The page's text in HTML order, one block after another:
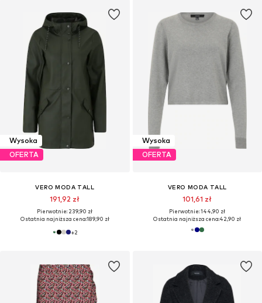
Wysoka
OFERTA
VERO MODA TALL
191,92 zł
Pierwotnie: 239,90 zł
Ostatnia najniższa cena:189,90 zł
+2
Wysoka
OFERTA
VERO MODA TALL
101,61 zł
Pierwotnie: 144,90 zł
Ostatnia najniższa cena:42,90 zł